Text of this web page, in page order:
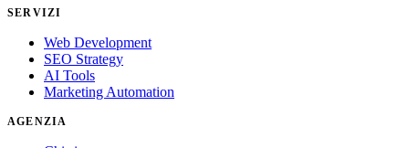
SERVIZI
Web Development
SEO Strategy
AI Tools
Marketing Automation
AGENZIA